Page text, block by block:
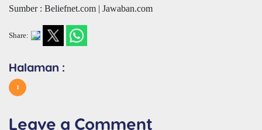
Sumber : Beliefnet.com | Jawaban.com
Share:
Halaman :
1
Leave a Comment